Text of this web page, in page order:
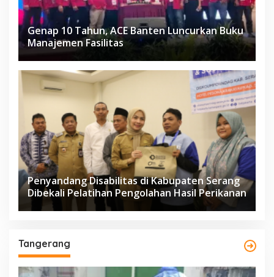
Genap 10 Tahun, ACE Banten Luncurkan Buku
Manajemen Fasilitas
Penyandang Disabilitas di Kabupaten Serang
Dibekali Pelatihan Pengolahan Hasil Perikanan
Tangerang